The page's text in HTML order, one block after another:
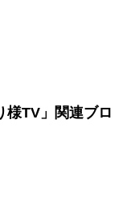
様TV」関連ブロ